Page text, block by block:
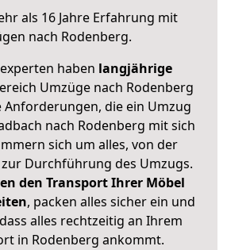
als 16 Jahre Erfahrung mit
nach Rodenberg.
haben langjährige
Umzüge nach Rodenberg
Anforderungen, die ein Umzug
nach Rodenberg mit sich
sich um alles, von der
Durchführung des Umzugs.
den Transport Ihrer Möbel
, packen alles sicher ein und
alles rechtzeitig an Ihrem
in Rodenberg ankommt.